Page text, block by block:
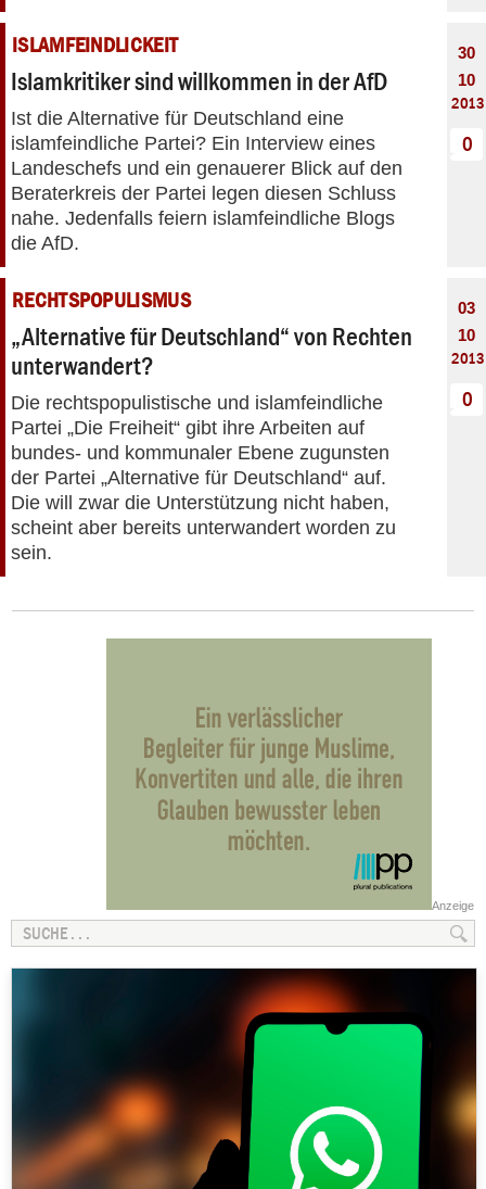
ISLAMFEINDLICKEIT
Islamkritiker sind willkommen in der AfD
Ist die Alternative für Deutschland eine
islamfeindliche Partei? Ein Interview eines
Landeschefs und ein genauerer Blick auf den
Beraterkreis der Partei legen diesen Schluss
nahe. Jedenfalls feiern islamfeindliche Blogs
die AfD.
30
10
2013
0
RECHTSPOPULISMUS
„Alternative für Deutschland“ von Rechten
unterwandert?
Die rechtspopulistische und islamfeindliche
Partei „Die Freiheit“ gibt ihre Arbeiten auf
bundes- und kommunaler Ebene zugunsten
der Partei „Alternative für Deutschland“ auf.
Die will zwar die Unterstützung nicht haben,
scheint aber bereits unterwandert worden zu
sein.
03
10
2013
0
Anzeige